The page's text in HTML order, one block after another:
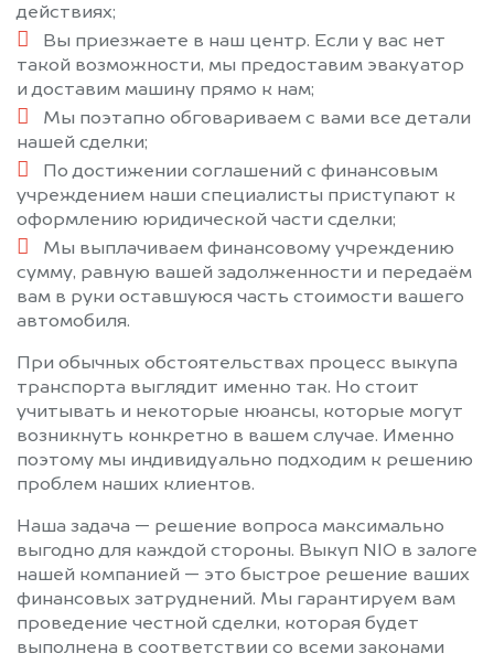
действиях;
Вы приезжаете в наш центр. Если у вас нет
такой возможности, мы предоставим эвакуатор
и доставим машину прямо к нам;
Мы поэтапно обговариваем с вами все детали
нашей сделки;
По достижении соглашений с финансовым
учреждением наши специалисты приступают к
оформлению юридической части сделки;
Мы выплачиваем финансовому учреждению
сумму, равную вашей задолженности и передаём
вам в руки оставшуюся часть стоимости вашего
автомобиля.
При обычных обстоятельствах процесс выкупа
транспорта выглядит именно так. Но стоит
учитывать и некоторые нюансы, которые могут
возникнуть конкретно в вашем случае. Именно
поэтому мы индивидуально подходим к решению
проблем наших клиентов.
Наша задача — решение вопроса максимально
выгодно для каждой стороны. Выкуп NIO в залоге
нашей компанией — это быстрое решение ваших
финансовых затруднений. Мы гарантируем вам
проведение честной сделки, которая будет
выполнена в соответствии со всеми законами